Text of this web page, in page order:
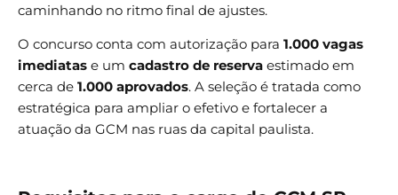
caminhando no ritmo final de ajustes.
O concurso conta com autorização para 1.000 vagas
imediatas e um cadastro de reserva estimado em
cerca de 1.000 aprovados. A seleção é tratada como
estratégica para ampliar o efetivo e fortalecer a
atuação da GCM nas ruas da capital paulista.